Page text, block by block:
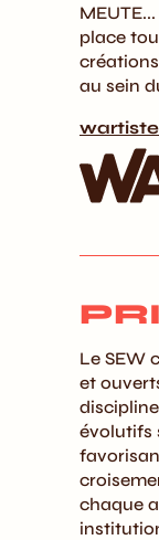
place
au sein
Le SEW
et
évolutifs
chaque